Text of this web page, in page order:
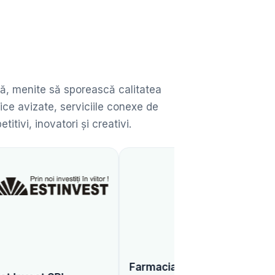
menite să sporească calitatea
avizate, serviciile conexe de
inovatori și creativi.
Farmacia Familiei SRL